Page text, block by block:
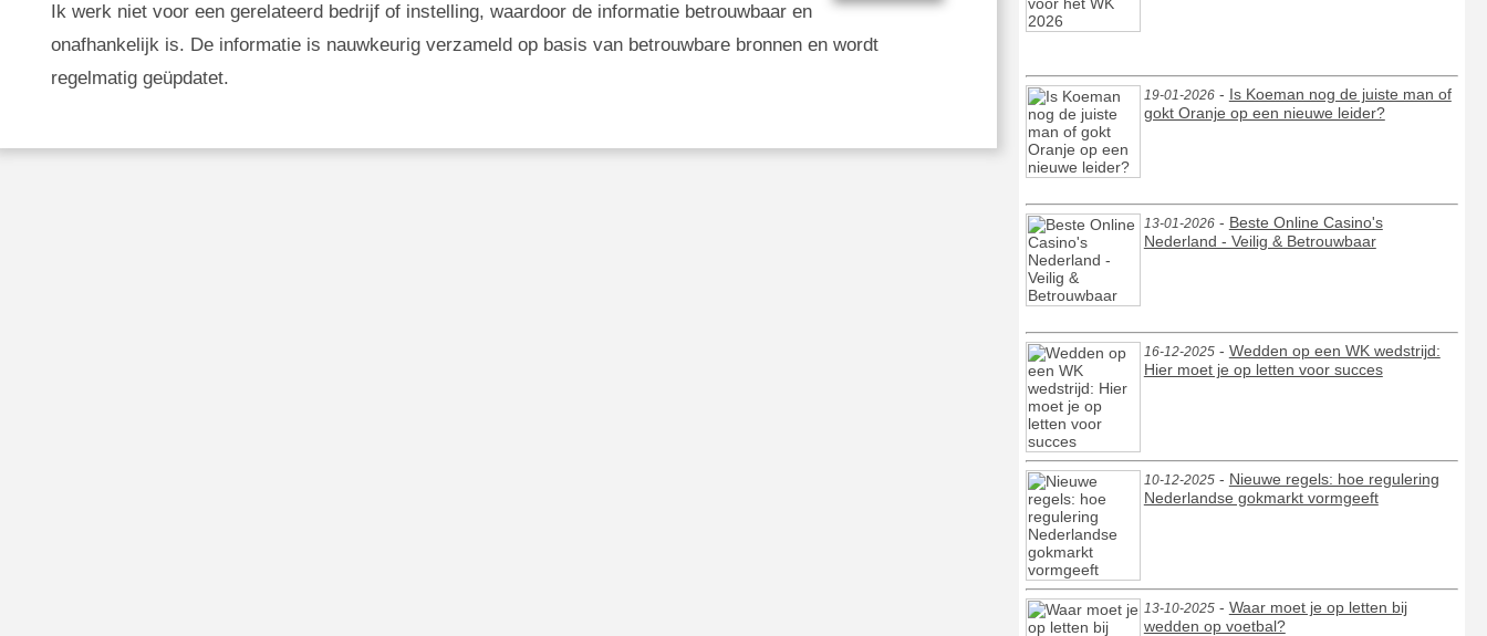
Ik werk niet voor een gerelateerd bedrijf of instelling, waardoor de informatie betrouwbaar en
onafhankelijk is. De informatie is nauwkeurig verzameld op basis van betrouwbare bronnen en wordt
regelmatig geüpdatet.
19-01-2026- Is Koeman nog de juiste man of
gokt Oranje op een nieuwe leider?
13-01-2026- Beste Online Casino's
Nederland - Veilig & Betrouwbaar
16-12-2025- Wedden op een WK wedstrijd:
Hier moet je op letten voor succes
10-12-2025- Nieuwe regels: hoe regulering
Nederlandse gokmarkt vormgeeft
13-10-2025- Waar moet je op letten bij
wedden op voetbal?